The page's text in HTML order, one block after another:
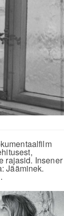
rajasid. Insener
Jääminek.